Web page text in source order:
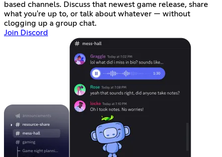
based channels. Discuss that newest game release, share
what you're up to, or talk about whatever — without
clogging up a group chat.
Join Discord